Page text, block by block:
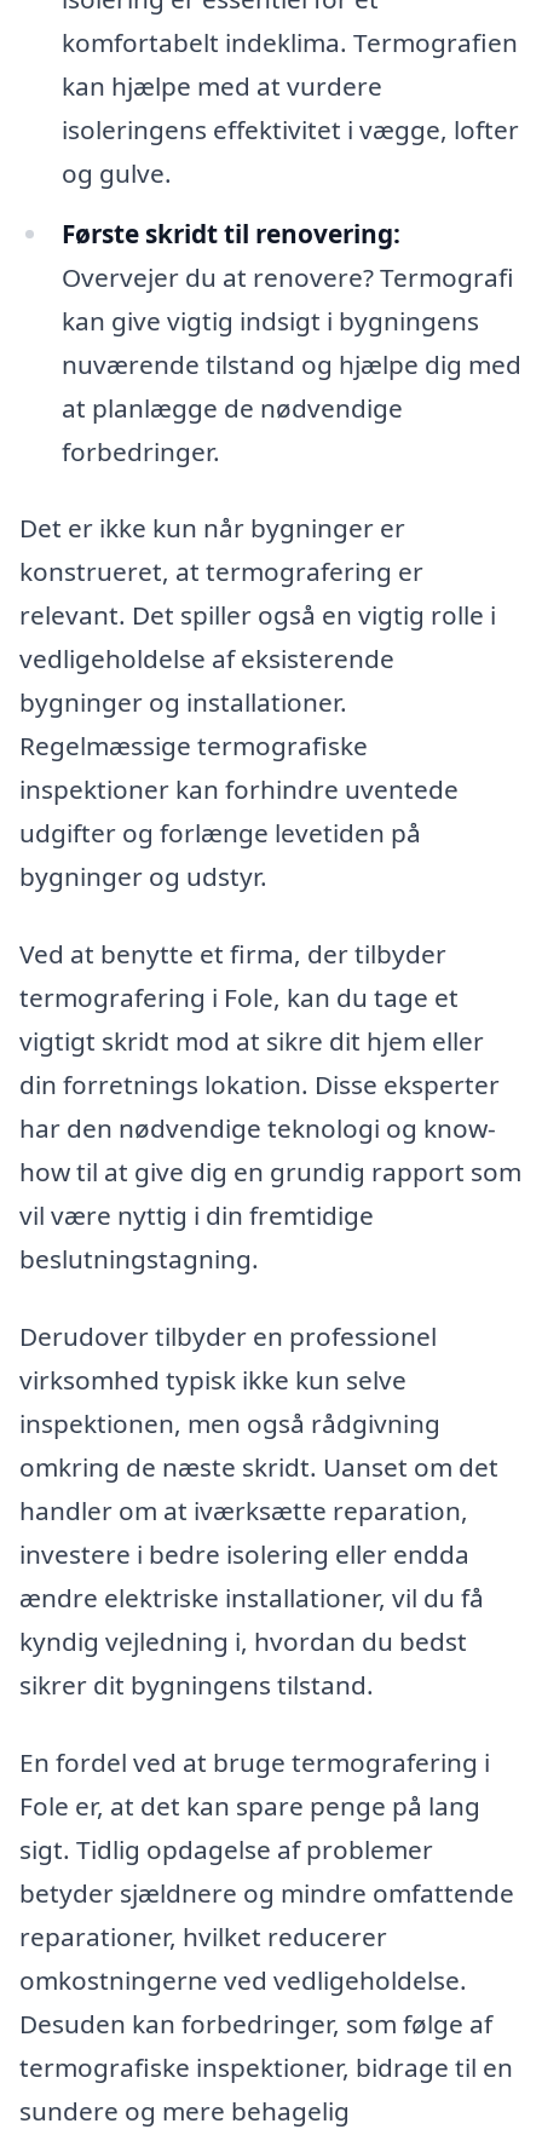
komfortabelt indeklima. Termografien
kan hjælpe med at vurdere
isoleringens effektivitet i vægge, lofter
og gulve.
Første skridt til renovering:
Overvejer du at renovere? Termografi
kan give vigtig indsigt i bygningens
nuværende tilstand og hjælpe dig med
at planlægge de nødvendige
forbedringer.
Det er ikke kun når bygninger er
konstrueret, at termografering er
relevant. Det spiller også en vigtig rolle i
vedligeholdelse af eksisterende
bygninger og installationer.
Regelmæssige termografiske
inspektioner kan forhindre uventede
udgifter og forlænge levetiden på
bygninger og udstyr.
Ved at benytte et firma, der tilbyder
termografering i Fole, kan du tage et
vigtigt skridt mod at sikre dit hjem eller
din forretnings lokation. Disse eksperter
har den nødvendige teknologi og know-
how til at give dig en grundig rapport som
vil være nyttig i din fremtidige
beslutningstagning.
Derudover tilbyder en professionel
virksomhed typisk ikke kun selve
inspektionen, men også rådgivning
omkring de næste skridt. Uanset om det
handler om at iværksætte reparation,
investere i bedre isolering eller endda
ændre elektriske installationer, vil du få
kyndig vejledning i, hvordan du bedst
sikrer dit bygningens tilstand.
En fordel ved at bruge termografering i
Fole er, at det kan spare penge på lang
sigt. Tidlig opdagelse af problemer
betyder sjældnere og mindre omfattende
reparationer, hvilket reducerer
omkostningerne ved vedligeholdelse.
Desuden kan forbedringer, som følge af
termografiske inspektioner, bidrage til en
sundere og mere behagelig